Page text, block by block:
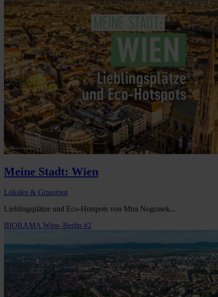
Meine Stadt: Wien
Lokales & Grassroot
Lieblingsplätze und Eco-Hotspots von Mira Nograsek...
BIORAMA Wien–Berlin #2